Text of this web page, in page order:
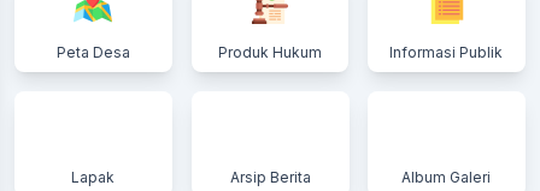
Peta Desa Produk Hukum Informasi Publik
Lapak Arsip Berita Album Galeri